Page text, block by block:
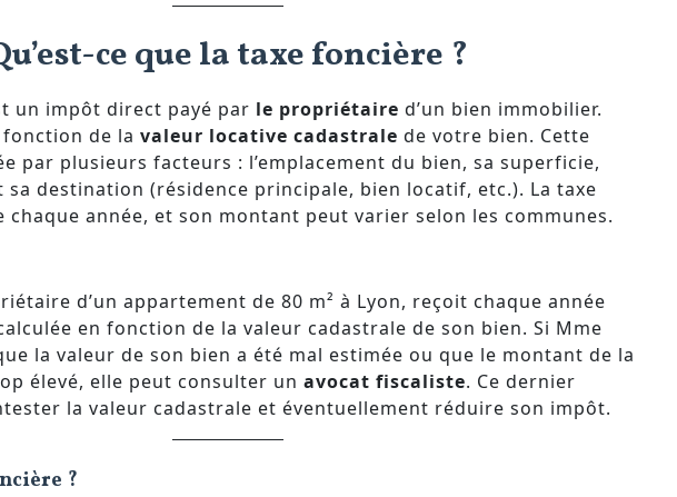
ce que la taxe foncière ?
un impôt direct payé par le propriétaire d’un bien immobilier.
fonction de la valeur locative cadastrale de votre bien. Cette
par plusieurs facteurs : l’emplacement du bien, sa superficie,
sa destination (résidence principale, bien locatif, etc.). La taxe
chaque année, et son montant peut varier selon les communes.
d’un appartement de 80 m² à Lyon, reçoit chaque année
en fonction de la valeur cadastrale de son bien. Si Mme
la valeur de son bien a été mal estimée ou que le montant de la
élevé, elle peut consulter un avocat fiscaliste. Ce dernier
la valeur cadastrale et éventuellement réduire son impôt.
?